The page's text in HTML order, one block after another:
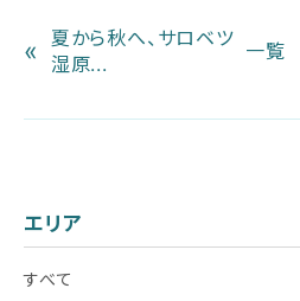
«
夏から秋へ、サロベツ
湿原...
一覧
エリア
すべて